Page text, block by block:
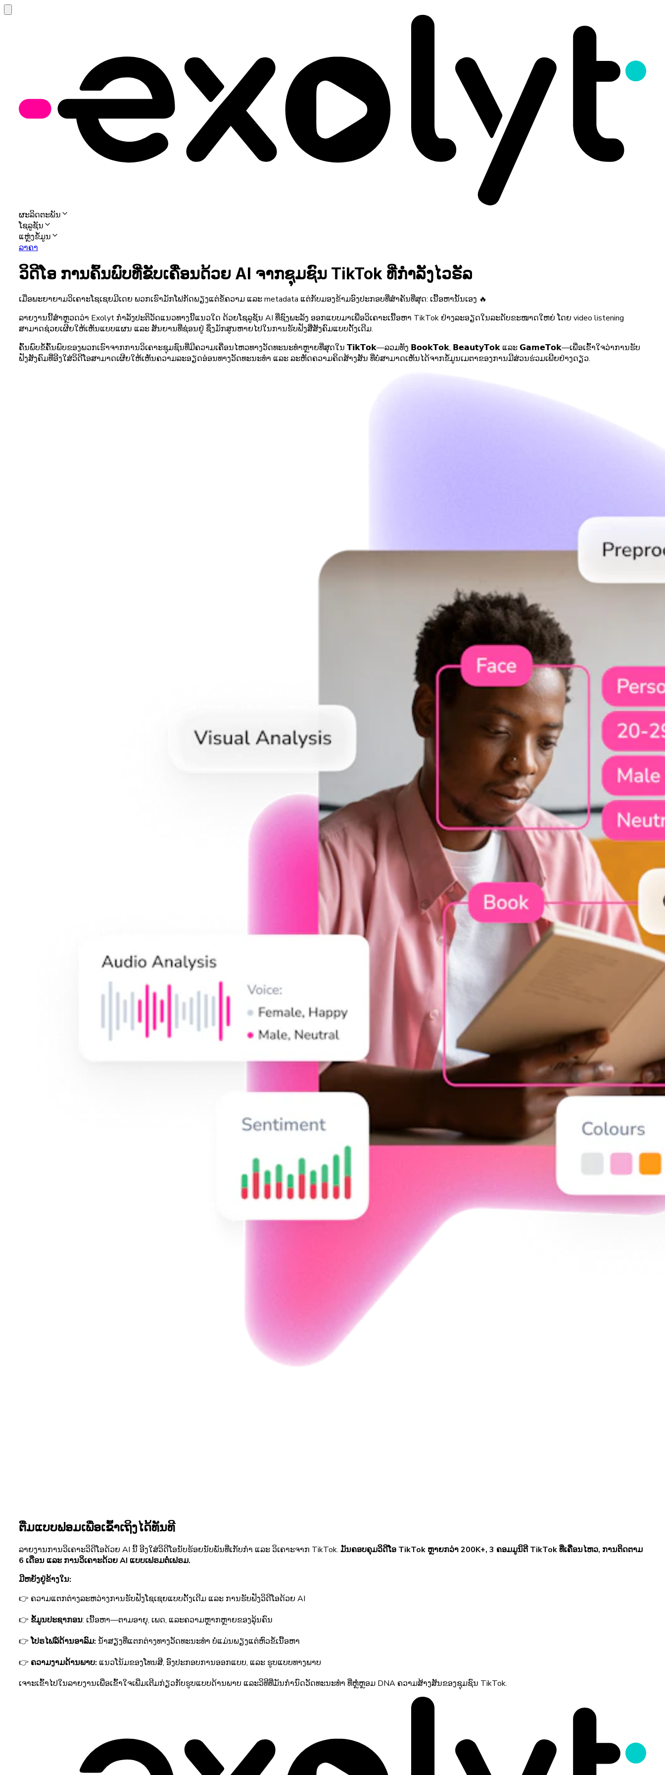
ຜະລິດຕະພັນ
ໂຊລູຊັນ
ແຫຼ່ງຂໍ້ມູນ
ລາຄາ
ວິດີໂອ ການຄົ້ນພົບທີ່ຂັບເຄື່ອນດ້ວຍ AI ຈາກຊຸມຊົນ TikTok ທີ່ກຳລັງໄວຣັລ
ເມື່ອພະຍາຍາມວິເຄາະໂຊເຊຍມີເດຍ ພວກເຮົາມັກໂຟກັດພຽງແຕ່ຂໍ້ຄວາມ ແລະ metadata ແຕ່ກັບມອງຂ້າມອົງປະກອບທີ່ສຳຄັນທີ່ສຸດ: ເນື້ອຫານັ້ນເອງ 🔥
ລາຍງານນີ້ສຳຫຼວດວ່າ Exolyt ກຳລັງປະຕິວັດແນວທາງນີ້ແນວໃດ ດ້ວຍໂຊລູຊັນ AI ທີ່ຊົງພະລັງ ອອກແບບມາເພື່ອວິເຄາະເນື້ອຫາ TikTok ຢ່າງລະອຽດໃນລະດັບຂະໜາດໃຫຍ່ ໂດຍ video listening
ສາມາດຊ່ວຍເຜີຍໃຫ້ເຫັນແບບແຜນ ແລະ ສັນຍານທີ່ຊ່ອນຢູ່ ຊຶ່ງມັກສູນຫາຍໄປໃນການຮັບຟັງສື່ສັງຄົມແບບດັ້ງເດີມ.
ຄົ້ນພົບຂໍ້ຄົ້ນພົບຂອງພວກເຮົາຈາກການວິເຄາະຊຸມຊົນທີ່ມີຄວາມເຄື່ອນໄຫວທາງວັດທະນະທຳຫຼາຍທີ່ສຸດໃນ 𝗧𝗶𝗸𝗧𝗼𝗸—ລວມທັງ 𝗕𝗼𝗼𝗸𝗧𝗼𝗸, 𝗕𝗲𝗮𝘂𝘁𝘆𝗧𝗼𝗸 ແລະ 𝗚𝗮𝗺𝗲𝗧𝗼𝗸—ເພື່ອເຂົ້າໃຈວ່າການຮັບ
ຟັງສັງຄົມທີ່ອີງໃສ່ວິດີໂອສາມາດເຜີຍໃຫ້ເຫັນຄວາມລະອຽດອ່ອນທາງວັດທະນະທຳ ແລະ ລະຫັດຄວາມຄິດສ້າງສັນ ທີ່ບໍ່ສາມາດເຫັນໄດ້ຈາກຂໍ້ມູນເມຕາຂອງການມີສ່ວນຮ່ວມເພີຍຢ່າງດຽວ.
ຕື່ມແບບຟອມເພື່ອເຂົ້າເຖິງໄດ້ທັນທີ
ລາຍງານການວິເຄາະວິດີໂອດ້ວຍ AI ນີ້ ອີງໃສ່ວິດີໂອນັບຮ້ອຍນັບພັນທີ່ເກັບກຳ ແລະ ວິເຄາະຈາກ TikTok. ມັນຄອບຄຸມວິດີໂອ TikTok ຫຼາຍກວ່າ 200K+, 3 ຄອມມູນິຕີ TikTok ທີ່ເຄື່ອນໄຫວ, ການຕິດຕາມ
6 ເດືອນ ແລະ ການວິເຄາະດ້ວຍ AI ແບບເຟຣມຕໍ່ເຟຣມ.
ມີຫຍັງຢູ່ຂ້າງໃນ:
👉 ຄວາມແຕກຕ່າງລະຫວ່າງການຮັບຟັງໂຊເຊຍແບບດັ້ງເດີມ ແລະ ການຮັບຟັງວິດີໂອດ້ວຍ AI
👉 ຂໍ້ມູນປະຊາກອນ: ເນື້ອຫາ—ຕາມອາຍຸ, ເພດ, ແລະຄວາມຫຼາກຫຼາຍຂອງລຸ້ນຄົນ
👉ໂປຣໄຟລ໌ດ້ານອາລົມ: ນ້ຳສຽງທີ່ແຕກຕ່າງທາງວັດທະນະທຳ ບໍ່ແມ່ນພຽງແຕ່ຫົວຂໍ້ເນື້ອຫາ
👉 ຄວາມງາມດ້ານພາບ: ແນວໂນ້ມຂອງໂທນສີ, ອົງປະກອບການອອກແບບ, ແລະ ຮູບແບບທາງພາບ
ເຈາະເຂົ້າໄປໃນລາຍງານເພື່ອເຂົ້າໃຈເພີ່ມເຕີມກ່ຽວກັບຮູບແບບດ້ານພາບ ແລະວິທີທີ່ມັນກຳນົດວັດທະນະທຳ ທີ່ຫຼໍ່ຫຼອມ DNA ຄວາມສ້າງສັນຂອງຊຸມຊົນ TikTok.